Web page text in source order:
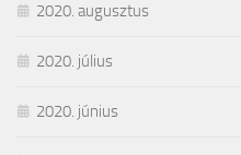
2020. augusztus
2020. július
2020. június